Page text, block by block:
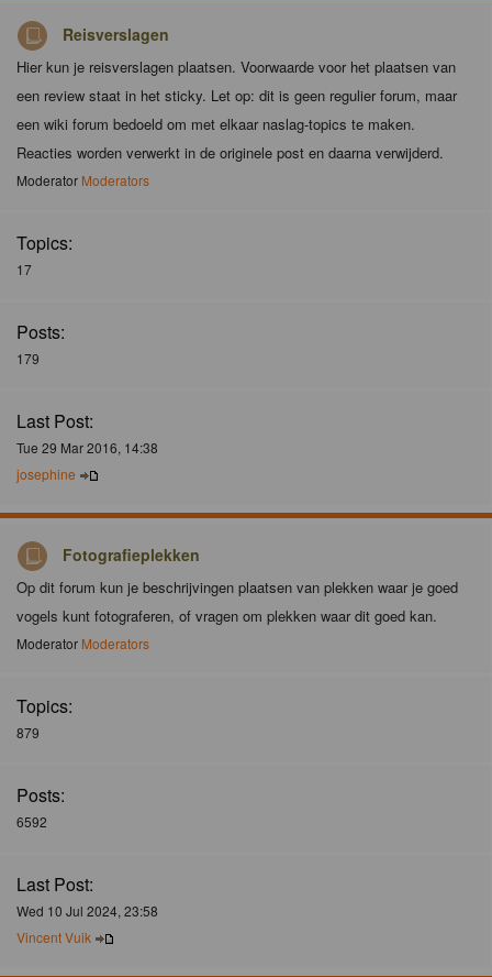
Reisverslagen
Hier kun je reisverslagen plaatsen. Voorwaarde voor het plaatsen van
een review staat in het sticky. Let op: dit is geen regulier forum, maar
een wiki forum bedoeld om met elkaar naslag-topics te maken.
Reacties worden verwerkt in de originele post en daarna verwijderd.
Moderator Moderators
Topics:
17
Posts:
179
Last Post:
Tue 29 Mar 2016, 14:38
josephine
Fotografieplekken
Op dit forum kun je beschrijvingen plaatsen van plekken waar je goed
vogels kunt fotograferen, of vragen om plekken waar dit goed kan.
Moderator Moderators
Topics:
879
Posts:
6592
Last Post:
Wed 10 Jul 2024, 23:58
Vincent Vuik